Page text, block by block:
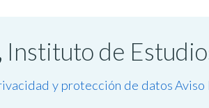
Instituto de
y protección de datosAviso